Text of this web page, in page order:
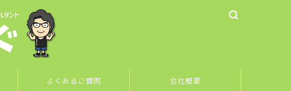
よくあるご質問 会社概要